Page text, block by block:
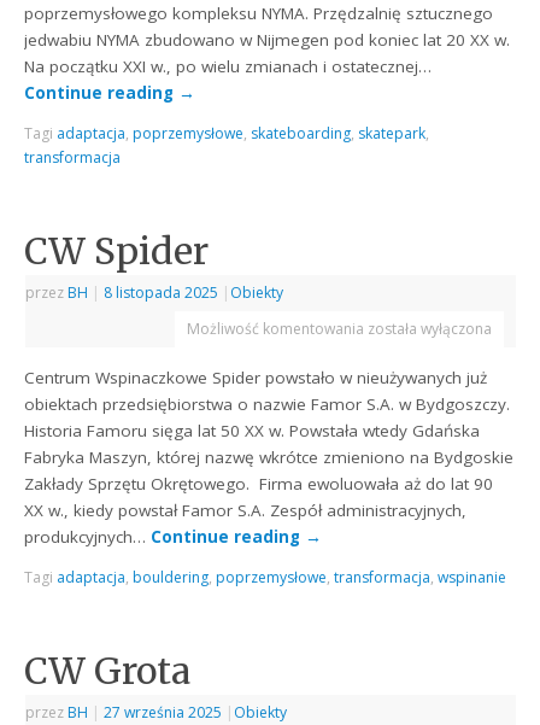
poprzemysłowego kompleksu NYMA. Przędzalnię sztucznego
jedwabiu NYMA zbudowano w Nijmegen pod koniec lat 20 XX w.
Na początku XXI w., po wielu zmianach i ostatecznej…
Continue reading →
Tagi adaptacja, poprzemysłowe, skateboarding, skatepark,
transformacja
CW Spider
przez BH | 8 listopada 2025 | Obiekty
Możliwość komentowania została wyłączona
Centrum Wspinaczkowe Spider powstało w nieużywanych już
obiektach przedsiębiorstwa o nazwie Famor S.A. w Bydgoszczy.
Historia Famoru sięga lat 50 XX w. Powstała wtedy Gdańska
Fabryka Maszyn, której nazwę wkrótce zmieniono na Bydgoskie
Zakłady Sprzętu Okrętowego. Firma ewoluowała aż do lat 90
XX w., kiedy powstał Famor S.A. Zespół administracyjnych,
produkcyjnych… Continue reading →
Tagi adaptacja, bouldering, poprzemysłowe,transformacja,wspinanie
CW Grota
przez BH | 27 września 2025 | Obiekty